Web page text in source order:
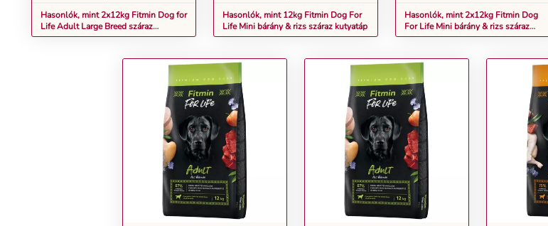
Hasonlók, mint 2x12kg Fitmin Dog for
Life Adult Large Breed száraz
kutyatáp
Hasonlók, mint 12kg Fitmin Dog For
Life Mini bárány & rizs száraz kutyatáp
Hasonlók, mint 2x12kg Fitmin Dog
For Life Mini bárány & rizs száraz
kutyatáp